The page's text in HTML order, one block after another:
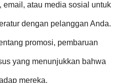
email, atau media sosial untuk
dengan pelanggan Anda.
promosi, pembaruan
yang menunjukkan bahwa
mereka.